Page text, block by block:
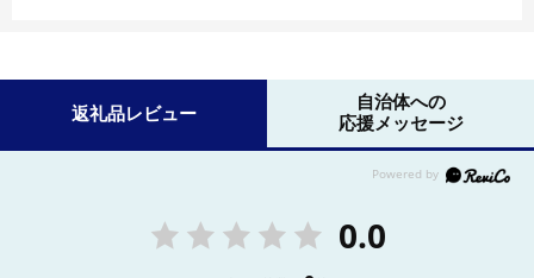
返礼品レビュー
自治体への
応援メッセージ
0.0